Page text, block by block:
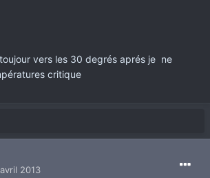
vers les 30 degrés aprés je ne
critique
2013